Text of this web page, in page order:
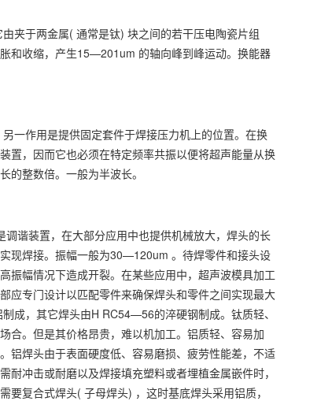
于两金属( 通常是钛) 块之间的若干压电陶瓷片组
和收缩，产生15—201um 的轴向峰到峰运动。换能器
作用是提供固定套件于焊接压力机上的位置。在换
置，因而它也必须在特定频率共振以便将超声能量从换
的整数倍。一般为半波长。
谐装置，在大部分应用中也提供机械放大，焊头的长
现焊接。振幅一般为30—120um 。待焊零件和接头设
振幅情况下造成开裂。在某些应用中，超声波模具加工
应专门设计以匹配零件来确保焊头和零件之间实现最大
成，其它焊头由H RC54—56的淬硬钢制成。钛质轻、
合。但是其价格昂贵，难以机加工。铝质轻、容易加
铝焊头由于表面硬度低、容易磨损、疲劳性能差，不适
冲击或耐磨以及焊接填充塑料或者埋植金属嵌件时，
复合式焊头( 子母焊头) ，这时基底焊头采用铝质，